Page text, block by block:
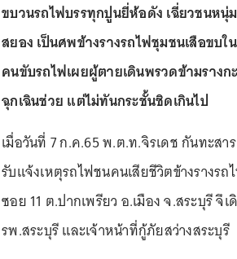
ขบวนรถไฟบรรทุกปูนยี่ห้อดัง เฉี่ยวชนหนุ่
สยอง เป็นศพข้างรางรถไฟชุมชนเสือขบใ
คนขับรถไฟเผยผู้ตายเดินพรวดข้ามรา
ฉุกเฉินช่วย แต่ไม่ทันกระชั้นชิดเกินไป
เมื่อวันที่ 7 ก.ค.65 พ.ต.ท.จิรเดช กันทะส
รับแจ้งเหตุรถไฟชนคนเสียชีวิตข้างรางร
ซอย 11 ต.ปากเพรียว อ.เมือง จ.สระบุรี จึ
รพ.สระบุรี และเจ้าหน้าที่กู้ภัยสว่างสระบุรี